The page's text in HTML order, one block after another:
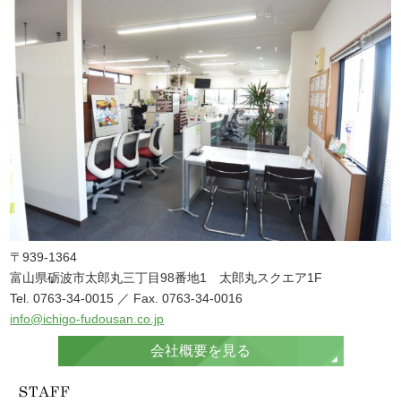
〒939-1364
富山県砺波市太郎丸三丁目98番地1 太郎丸スクエア1F
Tel. 0763-34-0015 ／ Fax. 0763-34-0016
info@ichigo-fudousan.co.jp
会社概要を見る